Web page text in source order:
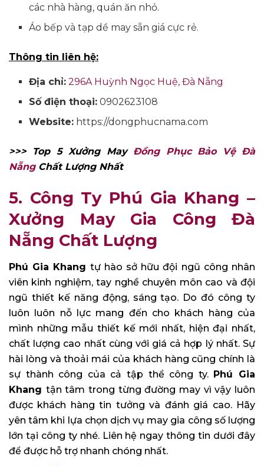
các nhà hàng, quán ăn nhỏ.
Áo bếp và tạp dề may sẵn giá cực rẻ.
Thông tin liên hệ:
Địa chỉ: 296A Huỳnh Ngọc Huệ, Đà Nẵng
Số điện thoại: 0902623108
Website: https://dongphucnama.com
>>> Top 5 Xưởng May Đồng Phục Bảo Vệ Đà
NẵngChất Lượng Nhất
5. Công Ty Phú Gia Khang –
Xưởng May Gia Công Đà
Nẵng Chất Lượng
Phú Gia Khang tự hào sở hữu đội ngũ công nhân
viên kinh nghiệm, tay nghề chuyên môn cao và đội
ngũ thiết kế năng động, sáng tạo. Do đó công ty
luôn luôn nỗ lực mang đến cho khách hàng của
mình những mẫu thiết kế mới nhất, hiện đại nhất,
chất lượng cao nhất cùng với giá cả hợp lý nhất. Sự
hài lòng và thoải mái của khách hàng cũng chính là
sự thành công của cả tập thể công ty. Phú Gia
Khang tận tâm trong từng đường may vì vậy luôn
được khách hàng tin tưởng và đánh giá cao. Hãy
yên tâm khi lựa chọn dịch vụ may gia công số lượng
lớn tại công ty nhé. Liên hệ ngay thông tin dưới đây
để được hỗ trợ nhanh chóng nhất.